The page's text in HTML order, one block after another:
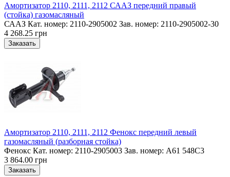
Амортизатор 2110, 2111, 2112 СААЗ передний правый
(стойка) газомасляный
СААЗ Кат. номер: 2110-2905002 Зав. номер: 2110-2905002-30
4 268.25 грн
Амортизатор 2110, 2111, 2112 Фенокс передний левый
газомасляный (разборная стойка)
Фенокс Кат. номер: 2110-2905003 Зав. номер: A61 548C3
3 864.00 грн